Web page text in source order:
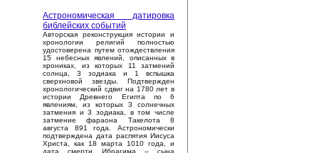
Астрономическая датировка
библейских событий
Авторская реконструкция истории и
хронологии религий полностью
удостоверена путем отождествления
15 небесных явлений, описанных в
хрониках, из которых 11 затмений
солнца, 3 зодиака и 1 вспышка
сверхновой звезды. Подтвержден
хронологический сдвиг на 1780 лет в
истории Древнего Египта по 6
явлениям, из которых 3 солнечных
затмения и 3 зодиака, в том числе
затмение фараона Такелота 8
августа 891 года. Астрономически
подтверждена дата распятия Иисуса
Христа, как 18 марта 1010 года, и
дата смерти Ибрагима – сына